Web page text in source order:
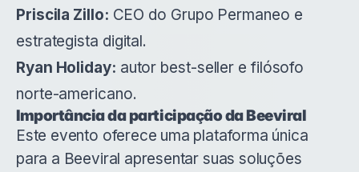
Priscila Zillo: CEO do Grupo Permaneo e
estrategista digital.
Ryan Holiday: autor best-seller e filósofo
norte-americano.
Importância da participação da Beeviral
Este evento oferece uma plataforma única
para a Beeviral apresentar suas soluções